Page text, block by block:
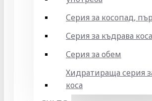
Серия за косопад,
Серия за къдрава коса
Серия за обем
Хидратираща серия
коса